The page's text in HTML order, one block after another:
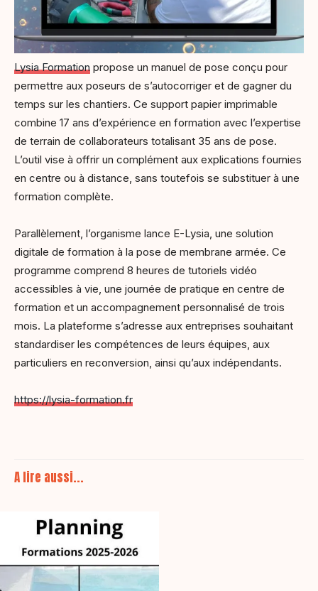
Lysia Formation propose un manuel de pose conçu pour
permettre aux poseurs de s’autocorriger et de gagner du
temps sur les chantiers. Ce support papier imprimable
combine 17 ans d’expérience en formation avec l’expertise
de terrain de collaborateurs totalisant 35 ans de pose.
L’outil vise à offrir un complément aux explications fournies
en centre ou à distance, sans toutefois se substituer à une
formation complète.
Parallèlement, l’organisme lance E-Lysia, une solution
digitale de formation à la pose de membrane armée. Ce
programme comprend 8 heures de tutoriels vidéo
accessibles à vie, une journée de pratique en centre de
formation et un accompagnement personnalisé de trois
mois. La plateforme s’adresse aux entreprises souhaitant
standardiser les compétences de leurs équipes, aux
particuliers en reconversion, ainsi qu’aux indépendants.
https://lysia-formation.fr
A lire aussi...